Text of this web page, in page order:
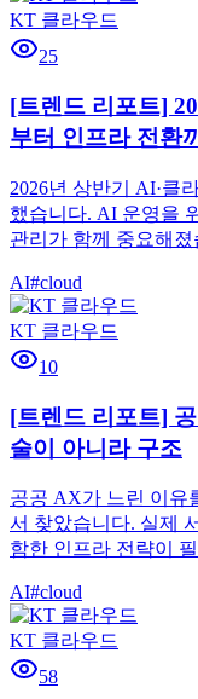
KT 클라우드
25
[트렌드 리포트]
부터 인프라 전환
2026년 상반기 AI·클
했습니다. AI 운영을
관리가 함께 중요해졌
AI#cloud
KT 클라우드
10
[트렌드 리포트]
술이 아니라 구조
공공 AX가 느린 이유
서 찾았습니다. 실제
함한 인프라 전략이
AI#cloud
KT 클라우드
58